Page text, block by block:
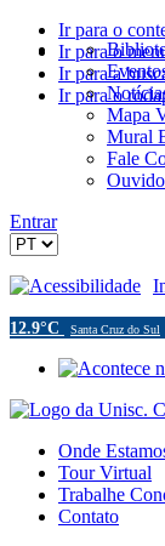
Ir para o
Ir para o
Ir para a
Ir para o
Mapa
Mural
Fale
Entrar
Acessibilidade
12.9°C Santa Cruz do Sul
Onde
Tour Virtual
Trabalhe
Contato